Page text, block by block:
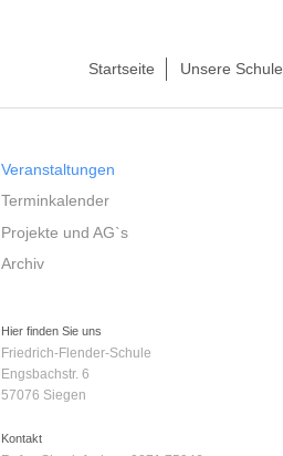
Startseite Unsere Schule
Veranstaltungen
Terminkalender
Projekte und AG`s
Archiv
Hier finden Sie uns
Friedrich-Flender-Schule
Engsbachstr. 6
57076 Siegen
Kontakt